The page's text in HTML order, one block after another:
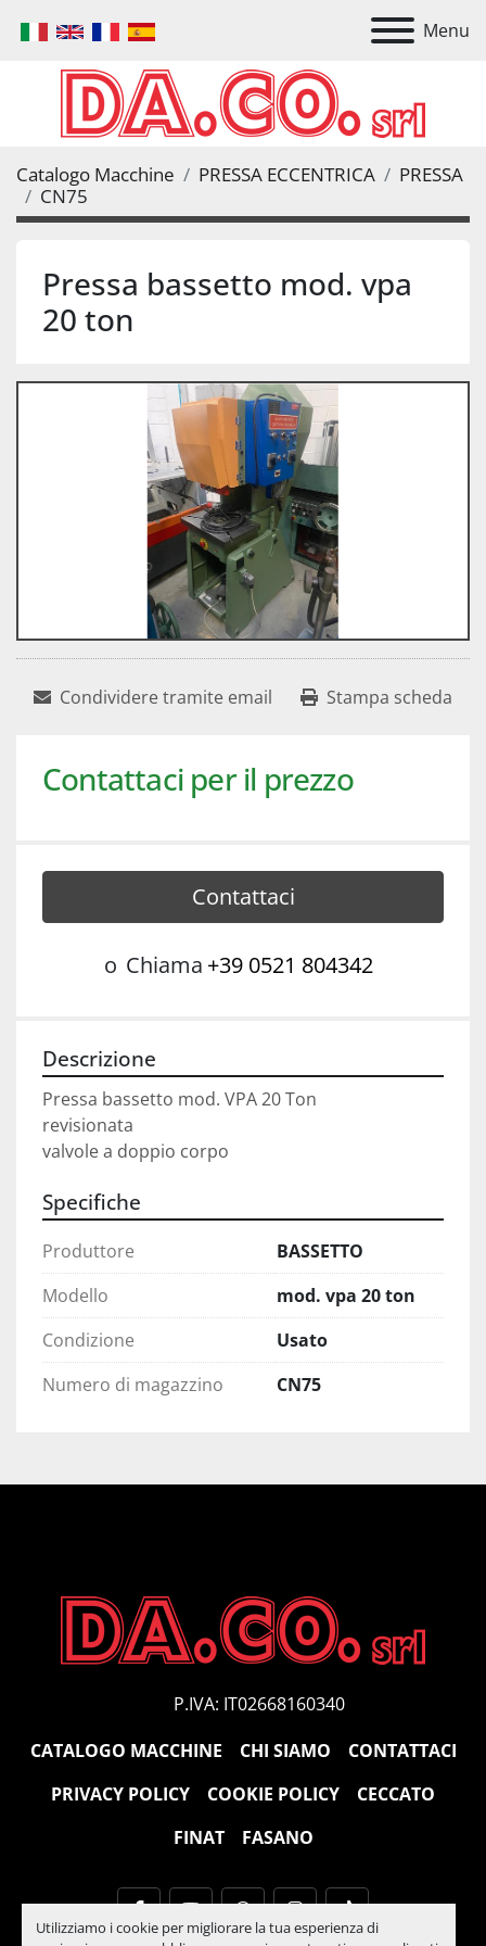
Utilizziamo i cookie per migliorare la tua esperienza di
Menu
Catalogo Macchine PRESSA ECCENTRICA
PRESSA
CN75
Pressa bassetto mod. vpa
20 ton
Condividere tramite email Stampa scheda
Contattaci per il prezzo
Contattaci
o Chiama +39 0521 804342
Descrizione
Pressa bassetto mod. VPA 20 Ton
revisionata
valvole a doppio corpo
Specifiche
Produttore
BASSETTO
Modello
mod. vpa 20 ton
Condizione
Usato
Numero di magazzino
CN75
P.IVA: IT02668160340
CATALOGO MACCHINE
CHI SIAMO
CONTATTACI
PRIVACY POLICY
COOKIE POLICY
CECCATO
FINAT
FASANO
facebookyoutubewhatsappinstagram
tiktok